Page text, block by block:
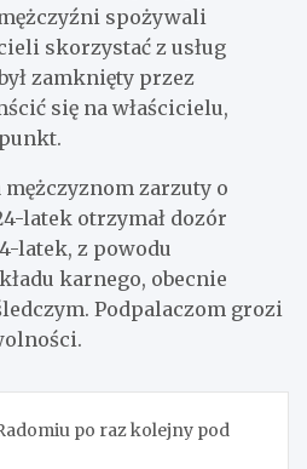
spożywali
skorzystać z usług
zamknięty przez
się na właścicielu,
zarzuty o
latek otrzymał dozór
latek, z powodu
karnego, obecnie
Podpalaczom grozi
po raz kolejny pod